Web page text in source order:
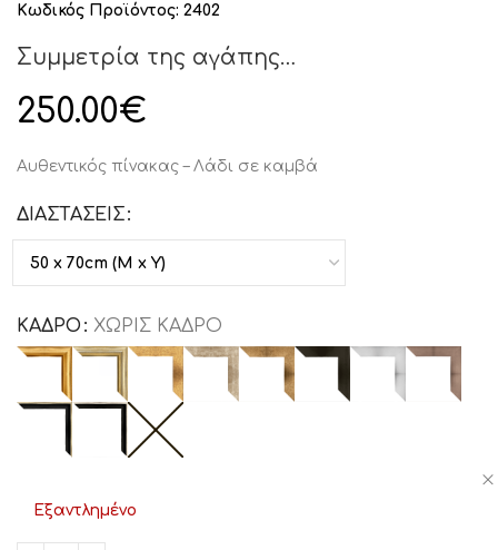
Κωδικός Προϊόντος: 2402
Συμμετρία της αγάπης…
250.00€
Αυθεντικός πίνακας – Λάδι σε καμβά
ΔΙΑΣΤΑΣΕΙΣ
ΚΑΔΡΟ ΧΩΡΙΣ ΚΑΔΡΟ
Εξαντλημένο